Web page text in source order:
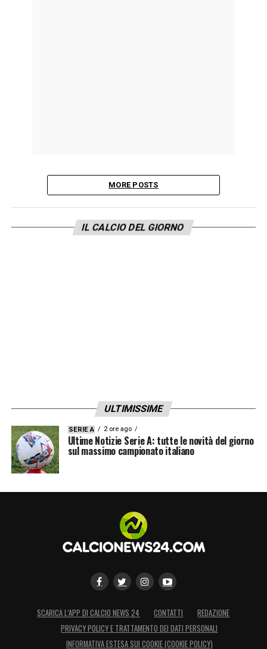
MORE POSTS
IL CALCIO DEL GIORNO
ULTIMISSIME
SERIE A 2 ore ago
Ultime Notizie Serie A: tutte le novità del giorno
sul massimo campionato italiano
SCARICA L’APP DI CALCIO NEWS 24 CONTATTI
REDAZIONE
PRIVACY POLICY E TRATTAMENTO DEI DATI PERSONALI
INFORMATIVA ESTESA SUI COOKIE (COOKIE POLICY)